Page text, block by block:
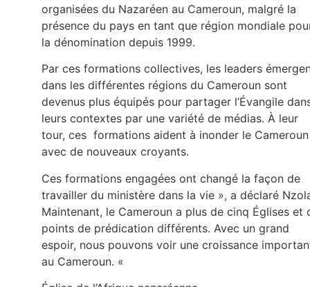
organisées du Nazaréen au Cameroun, malgré la
présence du pays en tant que région mondiale
la dénomination depuis 1999.
Par ces formations collectives, les leaders
dans les différentes régions du Cameroun sont
devenus plus équipés pour partager l’Évangile
leurs contextes par une variété de médias. À leur
tour, ces formations aident à inonder le Cameroun
avec de nouveaux croyants.
Ces formations engagées ont changé la façon de
travailler du ministère dans la vie », a déclaré
Maintenant, le Cameroun a plus de cinq Églises et
points de prédication différents. Avec un grand
espoir, nous pouvons voir une croissance
au Cameroun. «